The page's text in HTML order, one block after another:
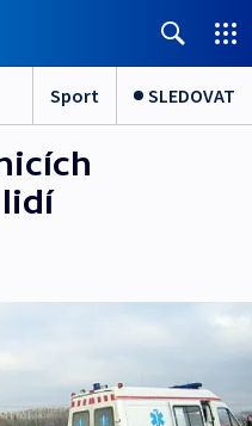
Sport SLEDOVAT